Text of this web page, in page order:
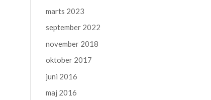
marts 2023
september 2022
november 2018
oktober 2017
juni 2016
maj 2016